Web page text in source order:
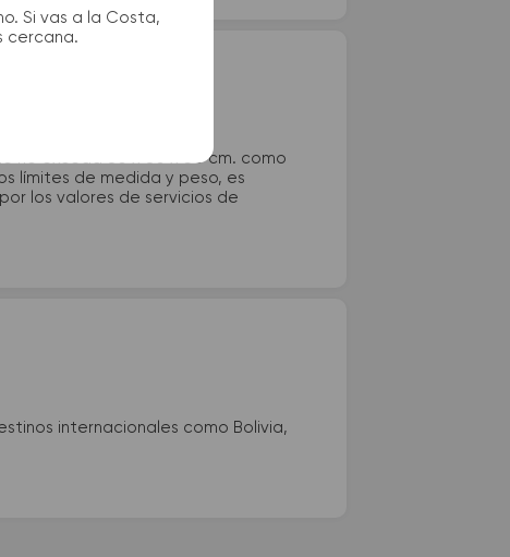
Si vas a la Costa,
cercana.
no exceda 80 x 80 x 30 cm. como
límites de medida y peso, es
los valores de servicios de
internacionales como Bolivia,